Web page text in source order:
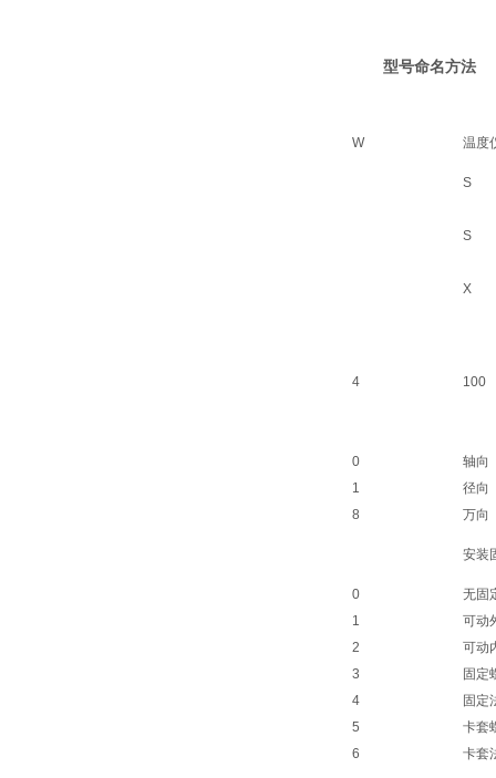
型号命名方法
W 温度
S
S
X
4 100
0
轴向
1
径向
8
万向
安装
0
无固
1
可动
2
可动
3
固定
4
固定
5
卡套
6
卡套